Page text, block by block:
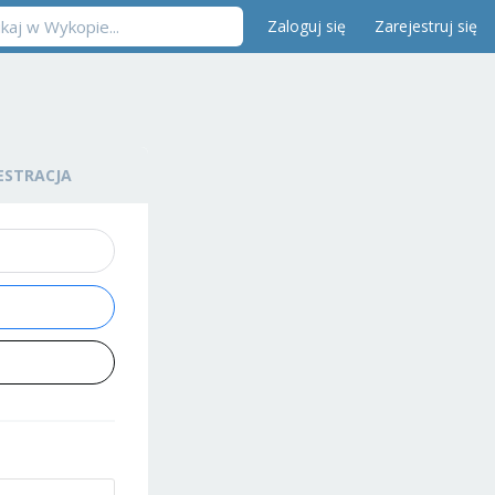
Zaloguj się Zarejestruj się